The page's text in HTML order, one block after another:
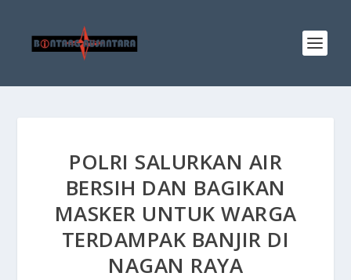
POLRI SALURKAN AIR
BERSIH DAN BAGIKAN
MASKER UNTUK WARGA
TERDAMPAK BANJIR DI
NAGAN RAYA